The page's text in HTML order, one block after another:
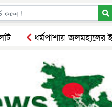
ধর্মপাশায় জলমহালের